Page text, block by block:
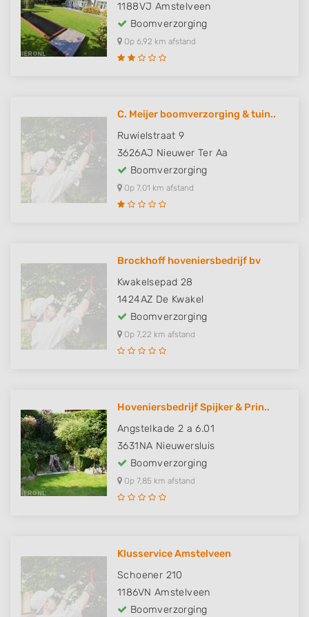
1188VJ Amstelveen
Boomverzorging
Op 6,92 km afstand
C. Meijer boomverzorging & tuin..
Ruwielstraat 9
3626AJ Nieuwer Ter Aa
Boomverzorging
Op 7,01 km afstand
Brockhoff hoveniersbedrijf bv
Kwakelsepad 28
1424AZ De Kwakel
Boomverzorging
Op 7,22 km afstand
Hoveniersbedrijf Spijker & Prin..
Angstelkade 2 a 6.01
3631NA Nieuwersluis
Boomverzorging
Op 7,85 km afstand
Klusservice Amstelveen
Schoener 210
1186VN Amstelveen
Boomverzorging